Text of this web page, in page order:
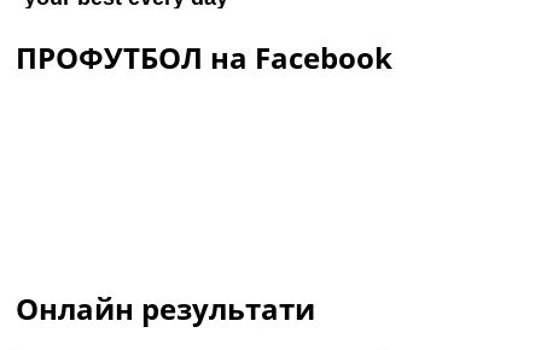
ПРОФУТБОЛ на Facebook
Онлайн результати